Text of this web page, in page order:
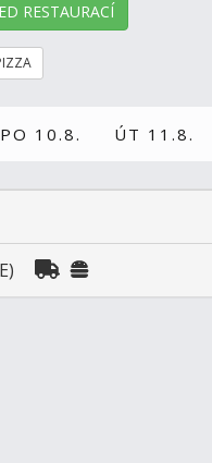
RESTAURACÍ
PO 10.8. ÚT 11.8.